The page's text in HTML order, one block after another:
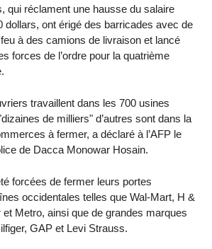
qui réclament une hausse du salaire
dollars, ont érigé des barricades avec de
à des camions de livraison et lancé
forces de l’ordre pour la quatrième
travaillent dans les 700 usines
de milliers" d’autres sont dans la
à fermer, a déclaré à l’AFP le
de Dacca Monowar Hosain.
forcées de fermer leurs portes
occidentales telles que Wal-Mart, H &
Metro, ainsi que de grandes marques
GAP et Levi Strauss.